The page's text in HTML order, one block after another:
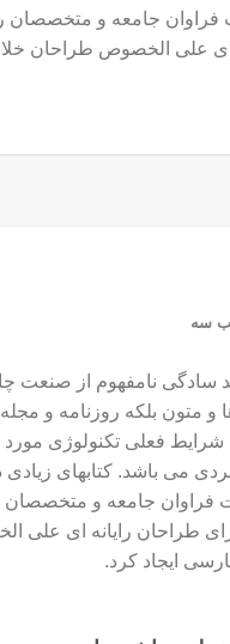
جامعه و متخصصان
ای علی الخصوص طراحان
سه
سادگی نامفهوم از صنعت
متون بلکه روزنامه و
فعلی تکنولوژی مورد
می باشد. کتابهای
فراوان جامعه و متخصصان
طراحان رایانه ای علی
ایجاد کرد.